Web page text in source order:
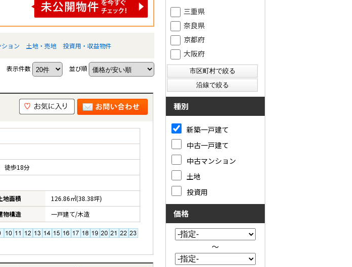
ョン 土地・売地 投資用・収益物件
表示件数 並び順
徒歩18分
地面積
126.86㎡(38.38坪)
物構造 一戸建て/木造
三重県
奈良県
京都府
大阪府
種別
新築一戸建て
中古一戸建て
中古マンション
土地
投資用
価格
～